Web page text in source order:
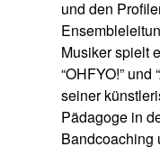
und den
Musiker spielt
“OHFYO!”
seiner
Pädagoge in
Bandcoaching